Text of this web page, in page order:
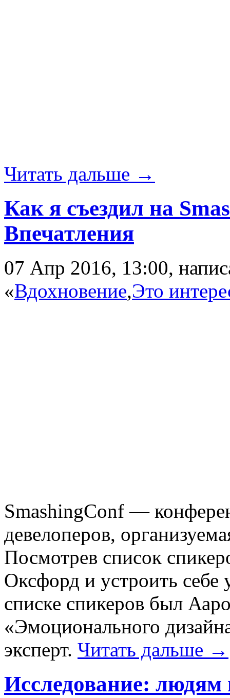
Читать дальше →
Как я съездил на
Впечатления
07 Апр 2016, 13:00,
«Вдохновение,Это
SmashingConf —
девелоперов,
Посмотрев список
Оксфорд и устроить себе
списке спикеров был
«Эмоционального
эксперт. Читать дальше →
Исследование: